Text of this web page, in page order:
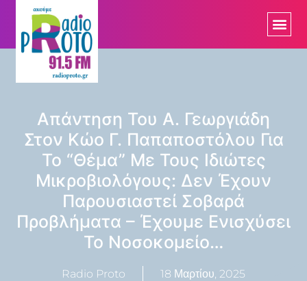
Απάντηση Του Α. Γεωργιάδη
Στον Κώο Γ. Παπαποστόλου Για
Το “θέμα” Με Τους Ιδιώτες
Μικροβιολόγους: Δεν Έχουν
Παρουσιαστεί Σοβαρά
Προβλήματα – Έχουμε Ενισχύσει
Το Νοσοκομείο…
Radio Proto 18 Μαρτίου, 2025